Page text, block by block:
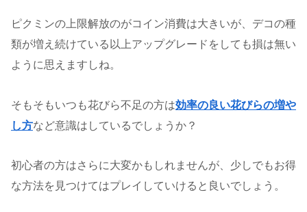
ピクミンの上限解放のがコイン消費は大きいが、デコの種
類が増え続けている以上アップグレードをしても損は無い
ように思えますしね。
そもそもいつも花びら不足の方は効率の良い花びらの増や
し方など意識はしているでしょうか？
初心者の方はさらに大変かもしれませんが、少しでもお得
な方法を見つけてはプレイしていけると良いでしょう。